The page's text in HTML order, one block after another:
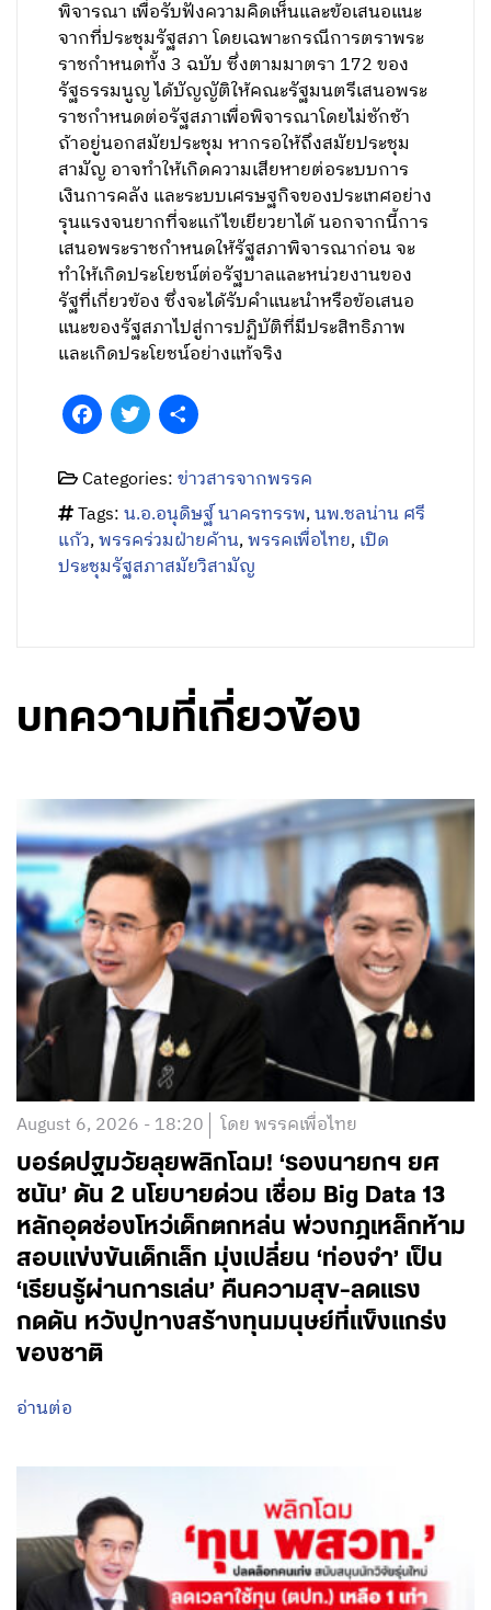
พิจารณา เพื่อรับฟังความคิดเห็นและข้อเสนอแนะ
จากที่ประชุมรัฐสภา โดยเฉพาะกรณีการตราพระ
ราชกำหนดทั้ง 3 ฉบับ ซึ่งตามมาตรา 172 ของ
รัฐธรรมนูญ ได้บัญญัติให้คณะรัฐมนตรีเสนอพระ
ราชกำหนดต่อรัฐสภาเพื่อพิจารณาโดยไม่ชักช้า
ถ้าอยู่นอกสมัยประชุม หากรอให้ถึงสมัยประชุม
สามัญ อาจทำให้เกิดความเสียหายต่อระบบการ
เงินการคลัง และระบบเศรษฐกิจของประเทศอย่าง
รุนแรงจนยากที่จะแก้ไขเยียวยาได้ นอกจากนี้การ
เสนอพระราชกำหนดให้รัฐสภาพิจารณาก่อน จะ
ทำให้เกิดประโยชน์ต่อรัฐบาลและหน่วยงานของ
รัฐที่เกี่ยวข้อง ซึ่งจะได้รับคำแนะนำหรือข้อเสนอ
แนะของรัฐสภาไปสู่การปฏิบัติที่มีประสิทธิภาพ
และเกิดประโยชน์อย่างแท้จริง
FacebookTwitter
Categories:ข่าวสารจากพรรค
Tags:น.อ.อนุดิษฐ์ นาครทรรพ,นพ.ชลน่าน ศรี
แก้ว,พรรคร่วมฝ่ายค้าน,พรรคเพื่อไทย,เปิด
ประชุมรัฐสภาสมัยวิสามัญ
บทความที่เกี่ยวข้อง
August 6, 2026 - 18:20 โดย พรรคเพื่อไทย
บอร์ดปฐมวัยลุยพลิกโฉม! ‘รองนายกฯ ยศ
ชนัน’ ดัน 2 นโยบายด่วน เชื่อม Big Data 13
หลักอุดช่องโหว่เด็กตกหล่น พ่วงกฎเหล็กห้าม
สอบแข่งขันเด็กเล็ก มุ่งเปลี่ยน ‘ท่องจำ’ เป็น
‘เรียนรู้ผ่านการเล่น’ คืนความสุข-ลดแรง
กดดัน หวังปูทางสร้างทุนมนุษย์ที่แข็งแกร่ง
ของชาติ
อ่านต่อ